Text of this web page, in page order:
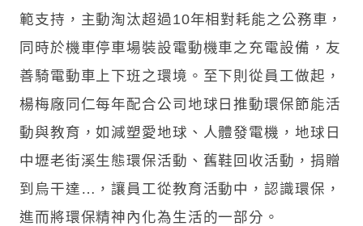
範支持，主動淘汰超過10年相對耗能之公務車，
同時於機車停車場裝設電動機車之充電設備，友
善騎電動車上下班之環境。至下則從員工做起，
楊梅廠同仁每年配合公司地球日推動環保節能活
動與教育，如減塑愛地球、人體發電機，地球日
中壢老街溪生態環保活動、舊鞋回收活動，捐贈
到烏干達…，讓員工從教育活動中，認識環保，
進而將環保精神內化為生活的一部分。